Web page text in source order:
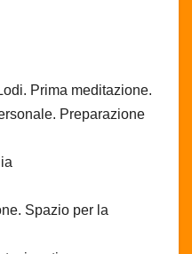
Prima meditazione.
Preparazione
Spazio per la